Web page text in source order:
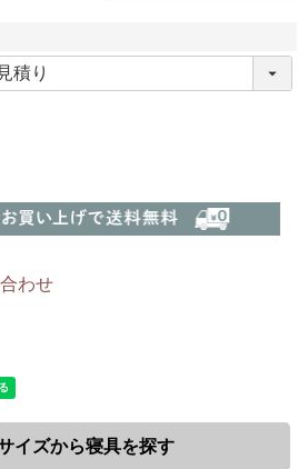
わせ
イズから寝具を探す